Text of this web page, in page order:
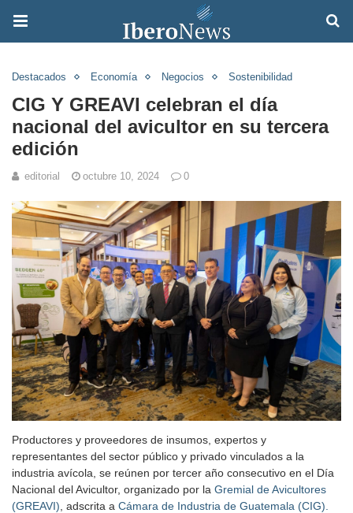
Destacados Economía Negocios Sostenibilidad
CIG Y GREAVI celebran el día
nacional del avicultor en su tercera
edición
editorial octubre 10, 2024 0
Productores y proveedores de insumos, expertos y
representantes del sector público y privado vinculados a la
industria avícola, se reúnen por tercer año consecutivo en el Día
Nacional del Avicultor, organizado por la Gremial de Avicultores
(GREAVI) , adscrita a Cámara de Industria de Guatemala (CIG).